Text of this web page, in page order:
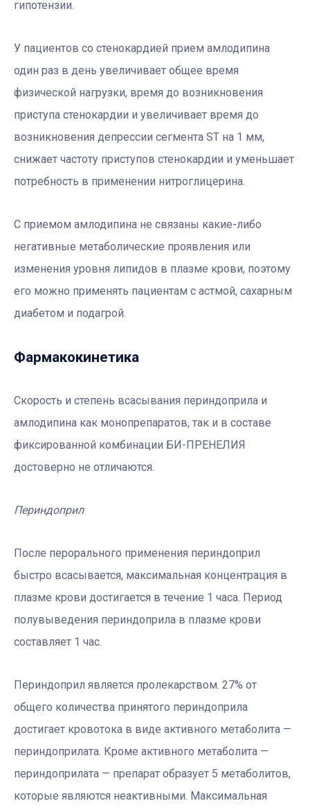
гипотензии.
У пациентов со стенокардией прием амлодипина
один раз в день увеличивает общее время
физической нагрузки, время до возникновения
приступа стенокардии и увеличивает время до
возникновения депрессии сегмента ST на 1 мм,
снижает частоту приступов стенокардии и уменьшает
потребность в применении нитроглицерина.
С приемом амлодипина не связаны какие-либо
негативные метаболические проявления или
изменения уровня липидов в плазме крови, поэтому
его можно применять пациентам с астмой, сахарным
диабетом и подагрой.
Фармакокинетика
Скорость и степень всасывания периндоприла и
амлодипина как монопрепаратов, так и в составе
фиксированной комбинации БИ-ПРЕНЕЛИЯ
достоверно не отличаются.
Периндоприл
После перорального применения периндоприл
быстро всасывается, максимальная концентрация в
плазме крови достигается в течение 1 часа. Период
полувыведения периндоприла в плазме крови
составляет 1 час.
Периндоприл является пролекарством. 27% от
общего количества принятого периндоприла
достигает кровотока в виде активного метаболита —
периндоприлата. Кроме активного метаболита —
периндоприлата — препарат образует 5 метаболитов,
которые являются неактивными. Максимальная